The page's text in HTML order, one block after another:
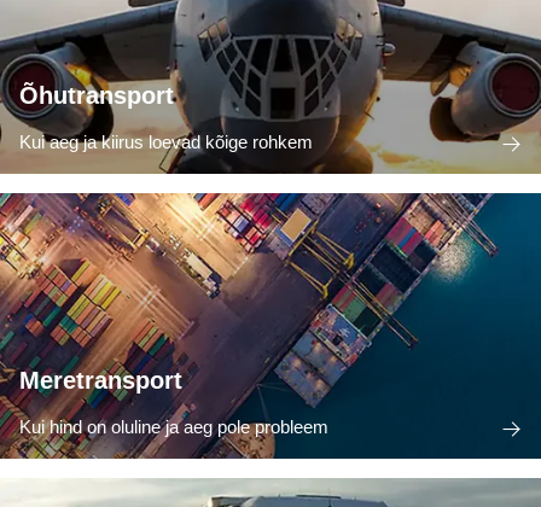
Õhutransport
Kui aeg ja kiirus loevad kõige rohkem
Meretransport
Kui hind on oluline ja aeg pole probleem